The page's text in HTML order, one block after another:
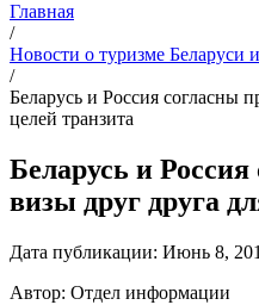
Главная
/
Новости о туризме Беларуси
/
Беларусь и Россия согласны
целей транзита
Беларусь и
визы друг друга
Дата публикации: Июнь 8,
Автор: Отдел информации